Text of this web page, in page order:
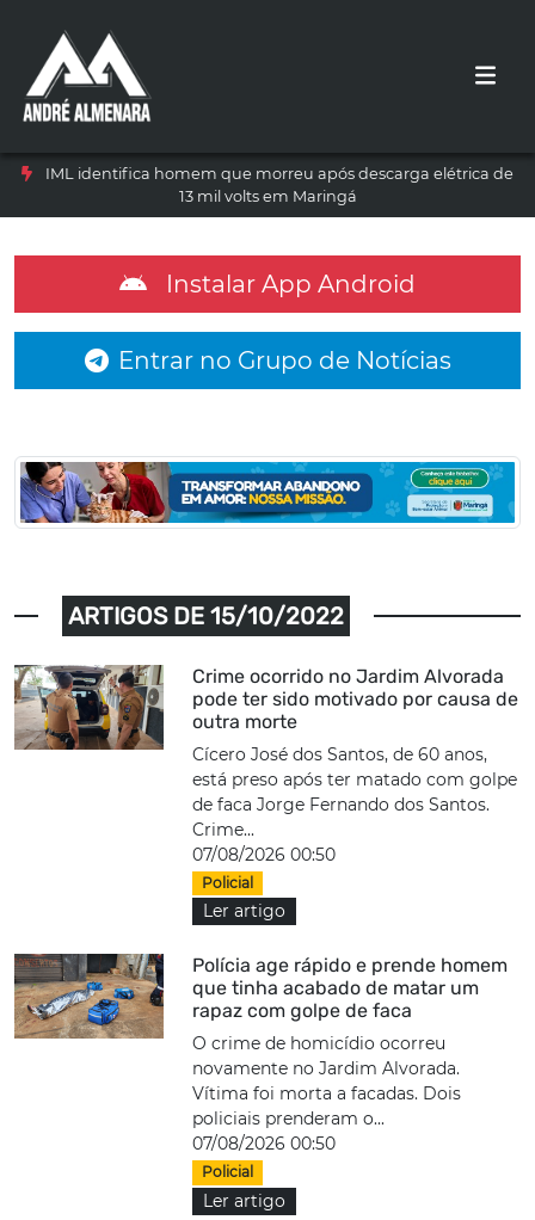
IML identifica homem que morreu após descarga elétrica de
13 mil volts em Maringá
Instalar App Android
Entrar no Grupo de Notícias
ARTIGOS DE 15/10/2022
Crime ocorrido no Jardim Alvorada
pode ter sido motivado por causa de
outra morte
Cícero José dos Santos, de 60 anos,
está preso após ter matado com golpe
de faca Jorge Fernando dos Santos.
Crime...
07/08/2026 00:50
Policial
Ler artigo
Polícia age rápido e prende homem
que tinha acabado de matar um
rapaz com golpe de faca
O crime de homicídio ocorreu
novamente no Jardim Alvorada.
Vítima foi morta a facadas. Dois
policiais prenderam o...
07/08/2026 00:50
Policial
Ler artigo